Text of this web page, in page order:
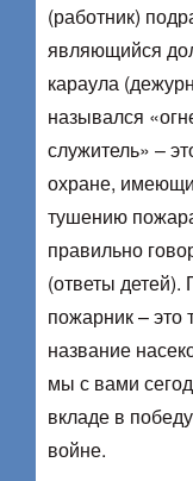
(работник)
являющийся
караула
назывался
служитель» –
охране,
тушению
правильно
(ответы
пожарник – это
название
мы с вами
вкладе в
войне.